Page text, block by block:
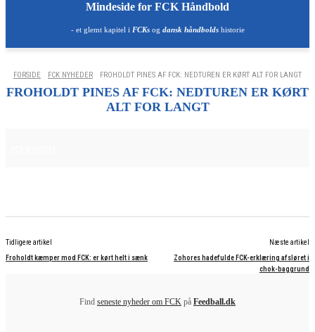
Mindeside for FCK Håndbold
- et glemt kapitel i FCKsog dansk håndboldshistorie
FORSIDE FCK NYHEDER FROHOLDT PINES AF FCK: NEDTUREN ER KØRT ALT FOR LANGT
FROHOLDT PINES AF FCK: NEDTUREN ER KØRT
ALT FOR LANGT
Tidligere artikel
Froholdt kæmper mod FCK: er kørt helt i sænk
Næste artikel
Zohores hadefulde FCK-erklæring afsløret i
chok-baggrund
Find seneste nyheder om FCK på Feedball.dk